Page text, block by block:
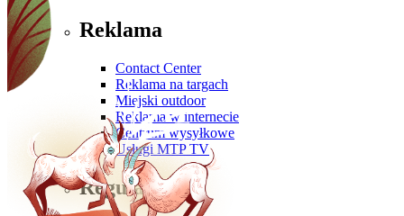
Reklama
Contact Center
Reklama na targach
Miejski outdoor
Reklama w internecie
Centrum wysyłkowe
Usługi MTP TV
Regulaminy